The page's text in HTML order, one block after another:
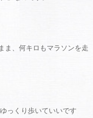
ま、何キロもマラソンを走
っくり歩いていいです